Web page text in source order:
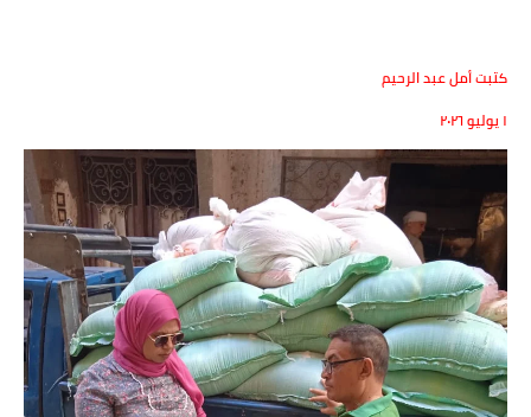
كتبت أمل عبد الرحيم
١ يوليو ٢٠٢٦